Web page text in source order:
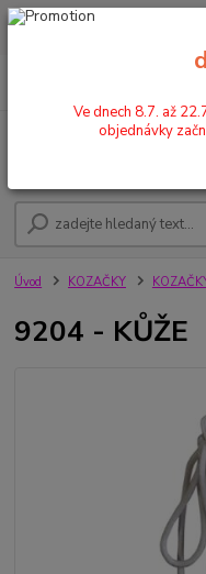
POZOR : Ve dnech 8.7.
Úvod KOZAČKY
9204 - KŮŽE
Ve dnech 8.7. až
objednávky